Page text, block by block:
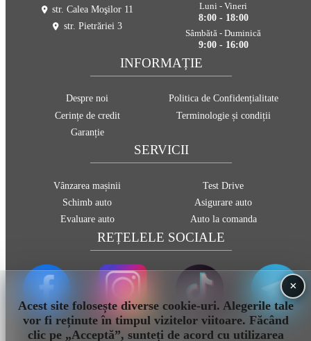
×
Acest site folosește diverse cookie-uri. Alegerile tale
vor fi reținute în timpul vizitelor viitoare. Făcând
clic pe „Acceptă”, sunteți de acord cu utilizarea
SERVICII
Vânzarea mașinii
Schimb auto
Evaluare auto
Test Drive
Asigurare auto
Auto la comanda
INFORMAȚIE
Despre noi
Cerințe de credit
Garanție
Politica de Confidențialitate
Terminologie și condiții
str. Calea Moşilor 11
str. Pietrăriei 3
Luni - Vineri
8:00 - 18:00
Sâmbătă - Duminică
9:00 - 16:00
REȚELELE SOCIALE